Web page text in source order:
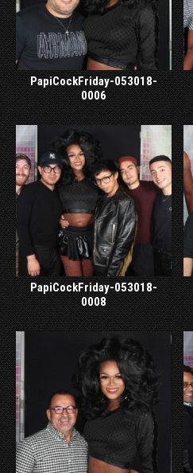
PapiCockFriday-053018-
0006
PapiCockFriday-053018-
0008